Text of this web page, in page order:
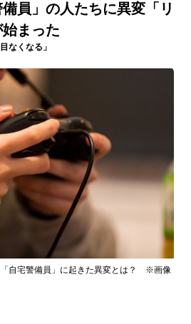
員」の人たちに異変「リ
まった
なくなる」
「自宅警備員」に起きた異変とは？ ※画像